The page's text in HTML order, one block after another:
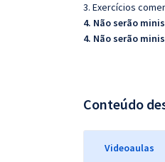
3. Exercícios
4. Não serão
4. Não serão
Conteúdo
Videoaulas